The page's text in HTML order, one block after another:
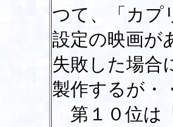
つて、「カプ
設定の映画が
失敗した場合
製作するが・
第１０位は